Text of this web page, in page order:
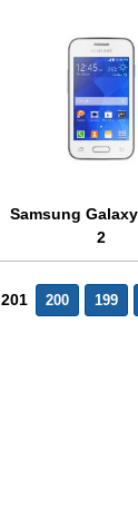
Samsung
2
199
200
201